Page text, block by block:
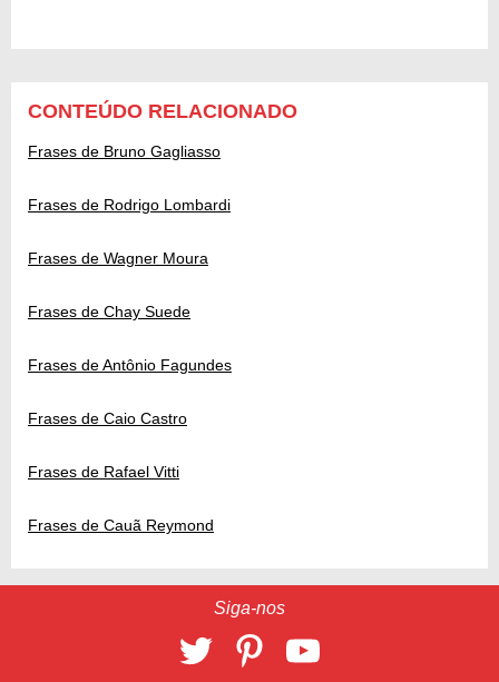
CONTEÚDO RELACIONADO
Frases de Bruno Gagliasso
Frases de Rodrigo Lombardi
Frases de Wagner Moura
Frases de Chay Suede
Frases de Antônio Fagundes
Frases de Caio Castro
Frases de Rafael Vitti
Frases de Cauã Reymond
Siga-nos